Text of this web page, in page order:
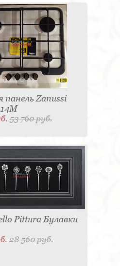
панель Zanussi
53 760 руб.
Pittura Булавки
28 560 руб.